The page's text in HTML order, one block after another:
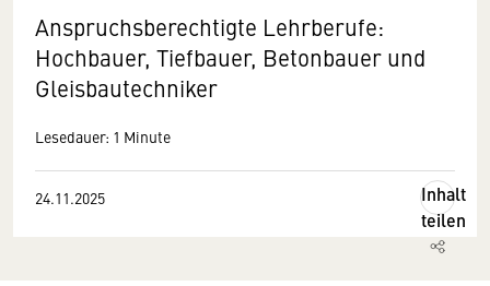
Anspruchsberechtigte Lehrberufe:
Hochbauer, Tiefbauer, Betonbauer und
Gleisbautechniker
Lesedauer: 1 Minute
24.11.2025
Inhalt
teilen